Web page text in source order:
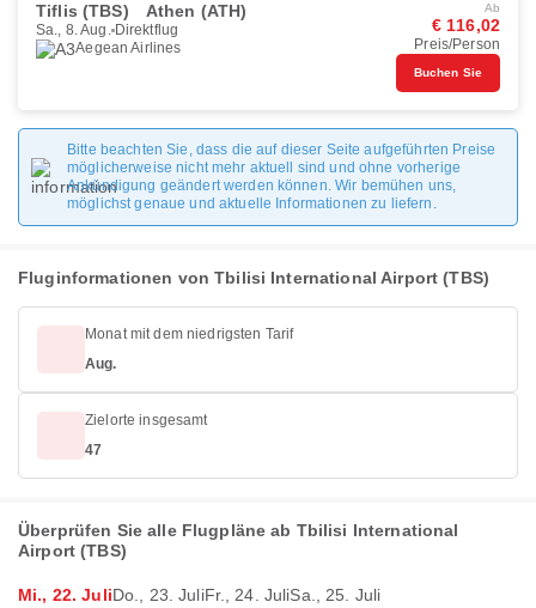
Tiflis (TBS) Athen (ATH)
Sa., 8. Aug. Direktflug
Aegean Airlines
Ab
€ 116,02
Preis/Person
Buchen Sie
Bitte beachten Sie, dass die auf dieser Seite aufgeführten Preise
möglicherweise nicht mehr aktuell sind und ohne vorherige
Ankündigung geändert werden können. Wir bemühen uns,
möglichst genaue und aktuelle Informationen zu liefern.
Fluginformationen von Tbilisi International Airport (TBS)
Monat mit dem niedrigsten Tarif
Aug.
Zielorte insgesamt
47
Überprüfen Sie alle Flugpläne ab Tbilisi International
Airport (TBS)
Mi., 22. JuliDo., 23. JuliFr., 24. JuliSa., 25. Juli